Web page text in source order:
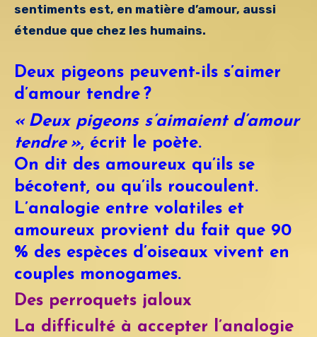
sentiments est, en matière d’amour, aussi
étendue que chez les humains.
Deux pigeons peuvent-ils s’aimer
d’amour tendre ?
« Deux pigeons s’aimaient d’amour
tendre », écrit le poète.
On dit des amoureux qu’ils se
bécotent, ou qu’ils roucoulent.
L’analogie entre volatiles et
amoureux provient du fait que 90
% des espèces d’oiseaux vivent en
couples monogames.
Des perroquets jaloux
La difficulté à accepter l’analogie